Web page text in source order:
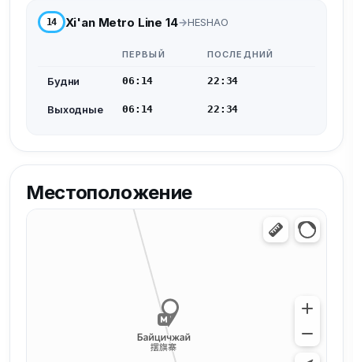
14 Xi'an Metro Line 14 HESHAO
ПЕРВЫЙ ПОСЛЕДНИЙ
Будни 06:14 22:34
Выходные 06:14 22:34
Местоположение